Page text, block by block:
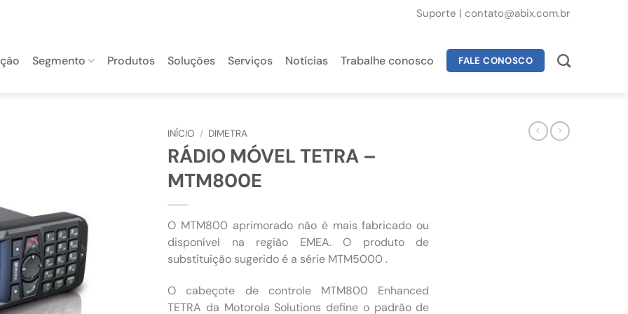
Suporte | contato@abix.com.br
Segmento Produtos Soluções Serviços Notícias Trabalhe conosco FALE CONOSCO
INÍCIO / DIMETRA
RÁDIO MÓVEL TETRA –
MTM800E
O MTM800 aprimorado não é mais fabricado ou
disponível na região EMEA. O produto de
substituição sugerido é a série MTM5000 .
O cabeçote de controle MTM800 Enhanced
TETRA da Motorola Solutions define o padrão de